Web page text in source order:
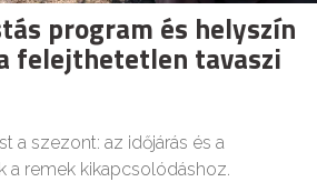
program és helyszín
felejthetetlen tavaszi
a szezont: az időjárás és a
a remek kikapcsolódáshoz.